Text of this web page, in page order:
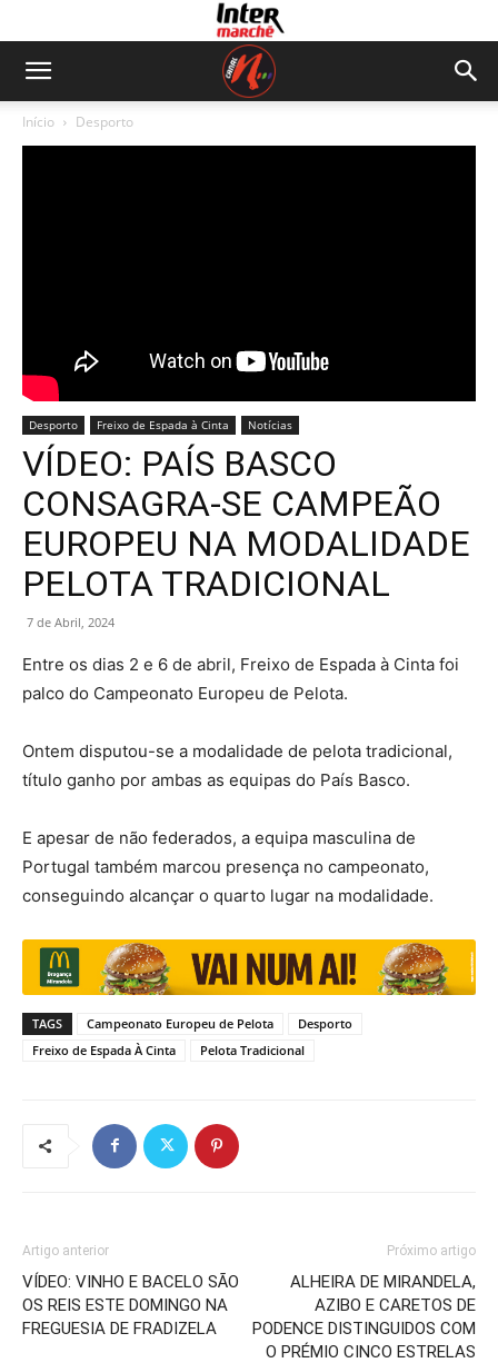
Início Desporto
Desporto Freixo de Espada à Cinta Notícias
VÍDEO: PAÍS BASCO
CONSAGRA-SE CAMPEÃO
EUROPEU NA MODALIDADE
PELOTA TRADICIONAL
7 de Abril, 2024
Entre os dias 2 e 6 de abril, Freixo de Espada à Cinta foi
palco do Campeonato Europeu de Pelota.
Ontem disputou-se a modalidade de pelota tradicional,
título ganho por ambas as equipas do País Basco.
E apesar de não federados, a equipa masculina de
Portugal também marcou presença no campeonato,
conseguindo alcançar o quarto lugar na modalidade.
TAGS Campeonato Europeu de Pelota
Desporto
Freixo de Espada À Cinta
Pelota Tradicional
Artigo anterior
VÍDEO: VINHO E BACELO SÃO
OS REIS ESTE DOMINGO NA
FREGUESIA DE FRADIZELA
Próximo artigo
ALHEIRA DE MIRANDELA,
AZIBO E CARETOS DE
PODENCE DISTINGUIDOS COM
O PRÉMIO CINCO ESTRELAS